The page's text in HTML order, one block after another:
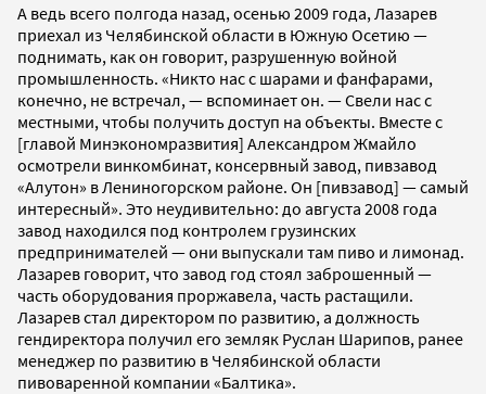
А ведь всего полгода назад, осенью 2009 года, Лазарев
приехал из Челябинской области в Южную Осетию —
поднимать, как он говорит, разрушенную войной
промышленность. «Никто нас с шарами и фанфарами,
конечно, не встречал, — вспоминает он. — Свели нас с
местными, чтобы получить доступ на объекты. Вместе с
[главой Минэкономразвития] Александром Жмайло
осмотрели винкомбинат, консервный завод, пивзавод
«Алутон» в Лениногорском районе. Он [пивзавод] — самый
интересный». Это неудивительно: до августа 2008 года
завод находился под контролем грузинских
предпринимателей — они выпускали там пиво и лимонад.
Лазарев говорит, что завод год стоял заброшенный —
часть оборудования проржавела, часть растащили.
Лазарев стал директором по развитию, а должность
гендиректора получил его земляк Руслан Шарипов, ранее
менеджер по развитию в Челябинской области
пивоваренной компании «Балтика».